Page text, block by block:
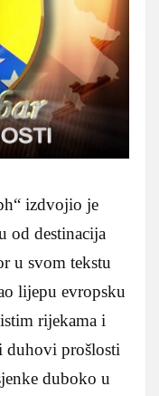
izdvojio je
od destinacija
u svom tekstu
lijepu evropsku
rijekama i
duhovi prošlosti
duboko u